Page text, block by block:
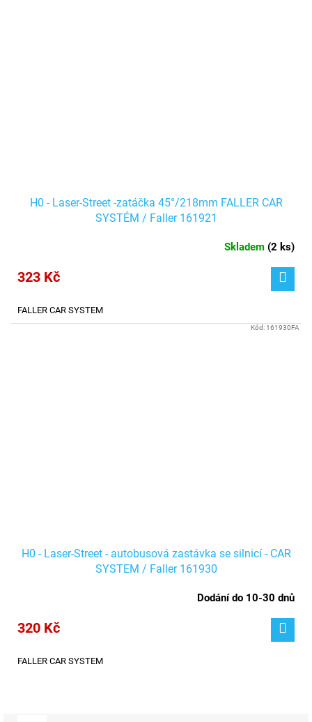
H0 - Laser-Street -zatáčka 45°/218mm FALLER CAR
SYSTÉM / Faller 161921
Skladem (2 ks)
323 Kč
FALLER CAR SYSTEM
H0 - Laser-Street - autobusová zastávka se silnicí - CAR
SYSTEM / Faller 161930
Dodání do 10-30 dnů
320 Kč
FALLER CAR SYSTEM
Kód: 161930FA